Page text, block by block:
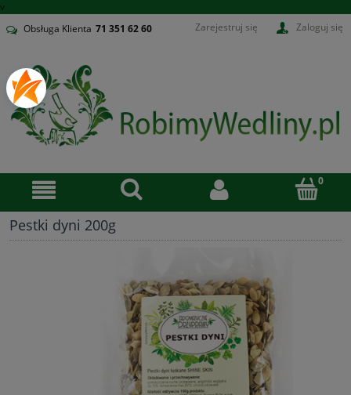
v
Obsługa Klienta 71 351 62 60 Zarejestruj się Zaloguj się
Pestki dyni 200g